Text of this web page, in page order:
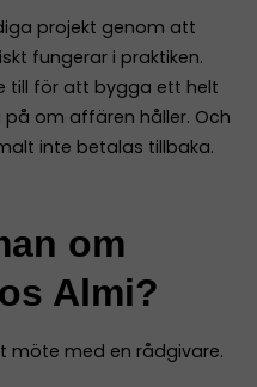
projekt genom att
fungerar i praktiken.
till för att bygga ett helt
om affären håller. Och
inte betalas tillbaka.
om
Almi?
möte med en rådgivare.